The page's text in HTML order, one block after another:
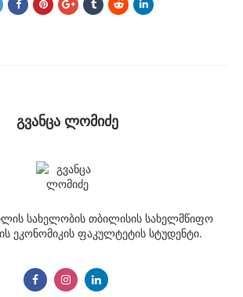
გვანცა ლომიძე
სახელობის თბილისის სახელმწიფო
ეკონომიკის ფაკულტეტის სტუდენტი.